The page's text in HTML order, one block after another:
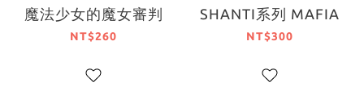
魔法少女的魔女審判
NT$260
SHANTI系列 MAFIA
NT$300